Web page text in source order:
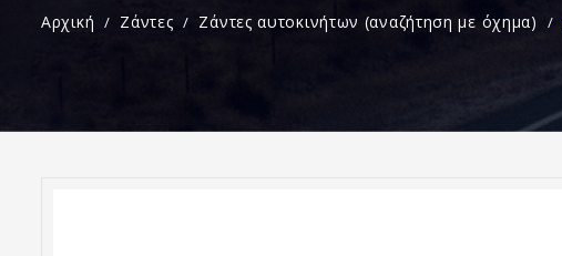
Αρχική Ζάντες Ζάντες αυτοκινήτων (αναζήτηση με όχημα)